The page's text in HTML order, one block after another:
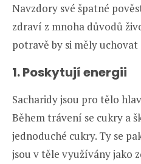
Navzdory své špatné
zdraví z mnoha důvodů
potravě by si měly
1. Poskytují energii
Sacharidy jsou pro tělo
Během trávení se cukry a
jednoduché cukry. Ty se
jsou v těle využívány jako